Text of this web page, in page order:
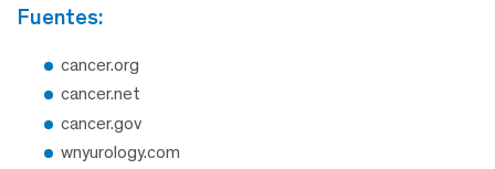
fuentes:
cancer.org
cancer.net
cancer.gov
wnyurology.com